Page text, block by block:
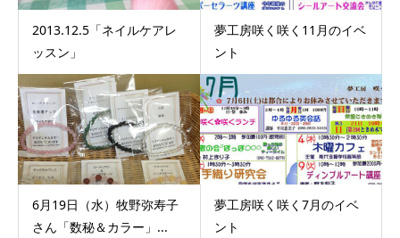
2013.12.5「ネイルケアレ
ッスン」
夢工房咲く咲く11月のイベ
ント
6月19日（水）牧野弥寿子
さん「数秘＆カラー」...
夢工房咲く咲く7月のイベ
ント